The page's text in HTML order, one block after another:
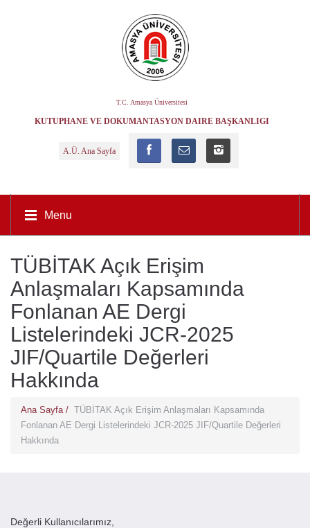
T.C. Amasya Üniversitesi
KÜTÜPHANE VE DOKÜMANTASYON DAIRE BAŞKANLIĞI
A.Ü. Ana Sayfa
Menu
TÜBİTAK Açık Erişim
Anlaşmaları Kapsamında
Fonlanan AE Dergi
Listelerindeki JCR-2025
JIF/Quartile Değerleri
Hakkında
Ana Sayfa / TÜBİTAK Açık Erişim Anlaşmaları Kapsamında
Fonlanan AE Dergi Listelerindeki JCR-2025 JIF/Quartile Değerleri
Hakkında
Değerli Kullanıcılarımız,